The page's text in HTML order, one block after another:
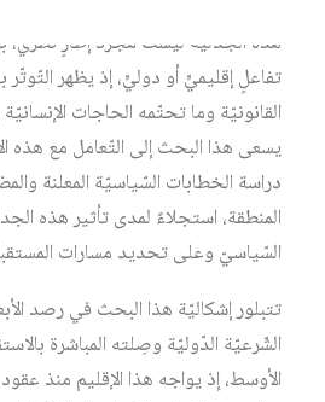
هذه الجدليّة ليست مجرّد إطارٍ
تفاعلٍ إقليميٍّ أو دوليٍّ، إذ يظهر
القانونيّة وما تحتّمه الحاجات
يسعى هذا البحث إلى التّعامل مع هذه
دراسة الخطابات السّياسيّة المعلنة
المنطقة، استجلاءً لمدى تأثير هذه
السّياسيّ وعلى تحديد مسارات
تتبلور إشكاليّة هذا البحث في رصد
الشّرعيّة الدّوليّة وصِلته المباشرة
الأوسط، إذ يواجه هذا الإقليم منذ